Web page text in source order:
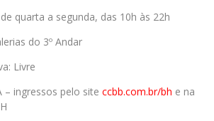
quarta a segunda, das 10h às 22h
do 3º Andar
Livre
– ingressos pelo site ccbb.com.br/bh e na